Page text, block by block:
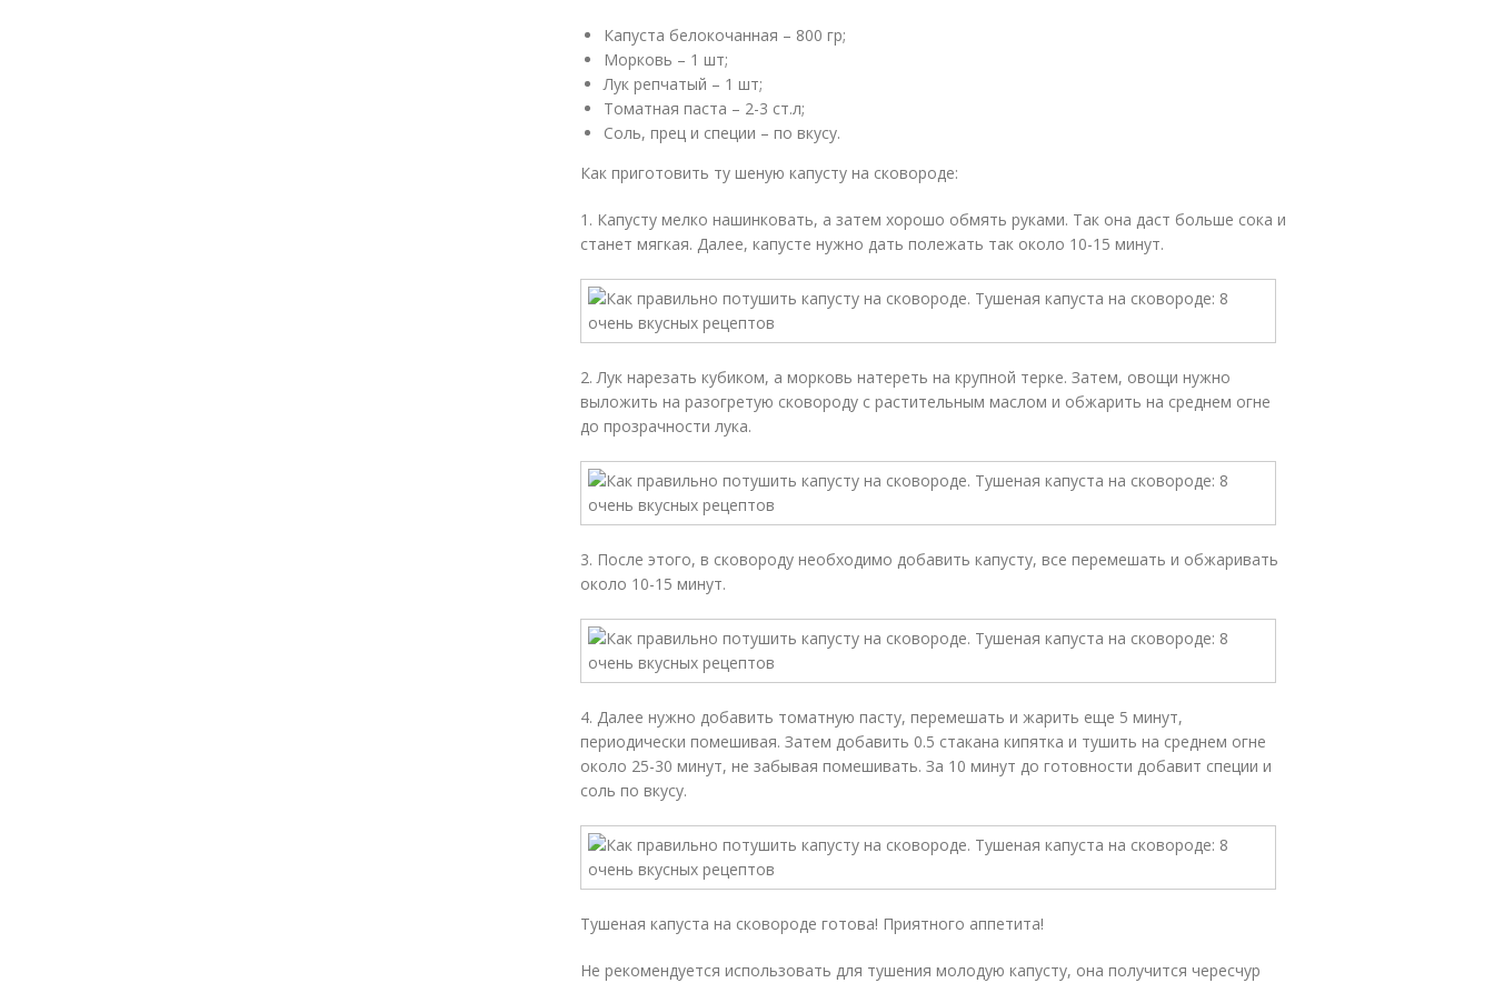
Капуста белокочанная – 800 гр;
Морковь – 1 шт;
Лук репчатый – 1 шт;
Томатная паста – 2-3 ст.л;
Соль, прец и специи – по вкусу.
Как приготовить ту шеную капусту на сковороде:
1. Капусту мелко нашинковать, а затем хорошо обмять руками. Так она даст больше сока и
станет мягкая. Далее, капусте нужно дать полежать так около 10-15 минут.
2. Лук нарезать кубиком, а морковь натереть на крупной терке. Затем, овощи нужно
выложить на разогретую сковороду с растительным маслом и обжарить на среднем огне
до прозрачности лука.
3. После этого, в сковороду необходимо добавить капусту, все перемешать и обжаривать
около 10-15 минут.
4. Далее нужно добавить томатную пасту, перемешать и жарить еще 5 минут,
периодически помешивая. Затем добавить 0.5 стакана кипятка и тушить на среднем огне
около 25-30 минут, не забывая помешивать. За 10 минут до готовности добавит специи и
соль по вкусу.
Тушеная капуста на сковороде готова! Приятного аппетита!
Не рекомендуется использовать для тушения молодую капусту, она получится чересчур